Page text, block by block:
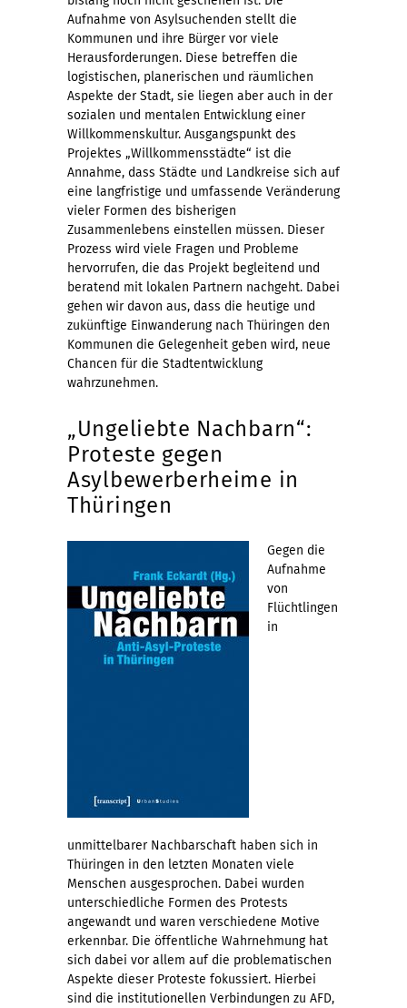
Aufnahme von Asylsuchenden stellt die
Kommunen und ihre Bürger vor viele
Herausforderungen. Diese betreffen die
logistischen, planerischen und räumlichen
Aspekte der Stadt, sie liegen aber auch in der
sozialen und mentalen Entwicklung einer
Willkommenskultur. Ausgangspunkt des
Projektes „Willkommensstädte“ ist die
Annahme, dass Städte und Landkreise sich auf
eine langfristige und umfassende Veränderung
vieler Formen des bisherigen
Zusammenlebens einstellen müssen. Dieser
Prozess wird viele Fragen und Probleme
hervorrufen, die das Projekt begleitend und
beratend mit lokalen Partnern nachgeht. Dabei
gehen wir davon aus, dass die heutige und
zukünftige Einwanderung nach Thüringen den
Kommunen die Gelegenheit geben wird, neue
Chancen für die Stadtentwicklung
wahrzunehmen.
„Ungeliebte Nachbarn“:
Proteste gegen
Asylbewerberheime in
Thüringen
Gegen die
Aufnahme
von
Flüchtlingen
in
unmittelbarer Nachbarschaft haben sich in
Thüringen in den letzten Monaten viele
Menschen ausgesprochen. Dabei wurden
unterschiedliche Formen des Protests
angewandt und waren verschiedene Motive
erkennbar. Die öffentliche Wahrnehmung hat
sich dabei vor allem auf die problematischen
Aspekte dieser Proteste fokussiert. Hierbei
sind die institutionellen Verbindungen zu AFD,